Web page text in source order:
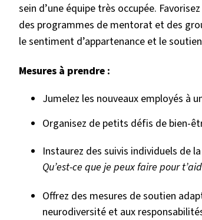
sein d’une équipe très occupée.
des programmes de mentorat et des
le sentiment d’appartenance et le
Mesures à prendre :
Jumelez les nouveaux employés à
Organisez de petits défis de bien-
Instaurez des suivis individuels de la
Qu’est-ce que je peux faire pour
Offrez des mesures de soutien
neurodiversité et aux